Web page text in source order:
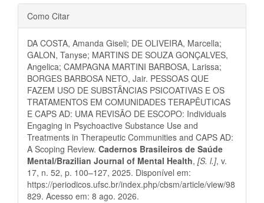
Detalhes
do
artigo
Como Citar
DA COSTA, Amanda Giseli; DE OLIVEIRA, Marcella;
GALON, Tanyse; MARTINS DE SOUZA GONÇALVES,
Angelica; CAMPAGNA MARTINI BARBOSA, Larissa;
BORGES BARBOSA NETO, Jair. PESSOAS QUE
FAZEM USO DE SUBSTÂNCIAS PSICOATIVAS E OS
TRATAMENTOS EM COMUNIDADES TERAPÊUTICAS
E CAPS AD: UMA REVISÃO DE ESCOPO: Individuals
Engaging in Psychoactive Substance Use and
Treatments in Therapeutic Communities and CAPS AD:
A Scoping Review. Cadernos Brasileiros de Saúde
Mental/Brazilian Journal of Mental Health, [S. l.], v.
17, n. 52, p. 100–127, 2025. Disponível em:
https://periodicos.ufsc.br/index.php/cbsm/article/view/98
829. Acesso em: 8 ago. 2026.